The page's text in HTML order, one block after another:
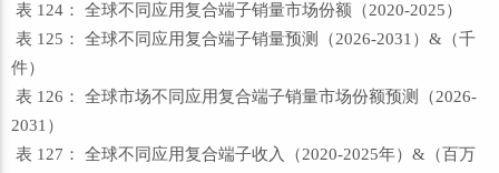
表 124： 全球不同应用复合端子销量市场份额（2020-2025）
表 125： 全球不同应用复合端子销量预测（2026-2031）&（千
件）
表 126： 全球市场不同应用复合端子销量市场份额预测（2026-
2031）
表 127： 全球不同应用复合端子收入（2020-2025年）&（百万